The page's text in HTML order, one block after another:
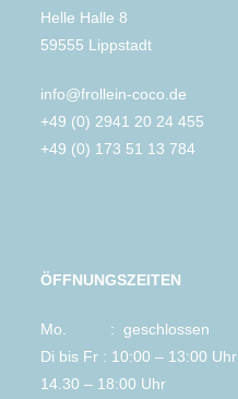
Helle Halle 8
59555 Lippstadt
info@frollein-coco.de
+49 (0) 2941 20 24 455
+49 (0) 173 51 13 784
ÖFFNUNGSZEITEN
Mo. : geschlossen
Di bis Fr : 10:00 – 13:00 Uhr
14.30 – 18:00 Uhr